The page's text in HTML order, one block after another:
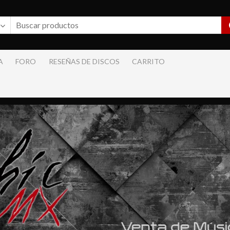
FORO RESEÑAS DE DISCOS CARRITO